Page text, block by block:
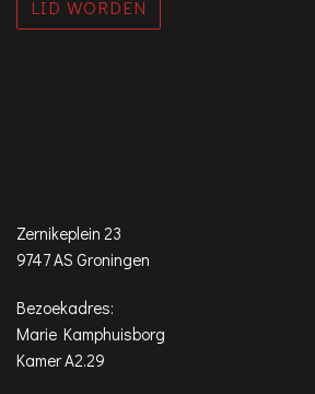
LID WORDEN
Zernikeplein 23
9747 AS Groningen
Bezoekadres:
Marie Kamphuisborg
Kamer A2.29